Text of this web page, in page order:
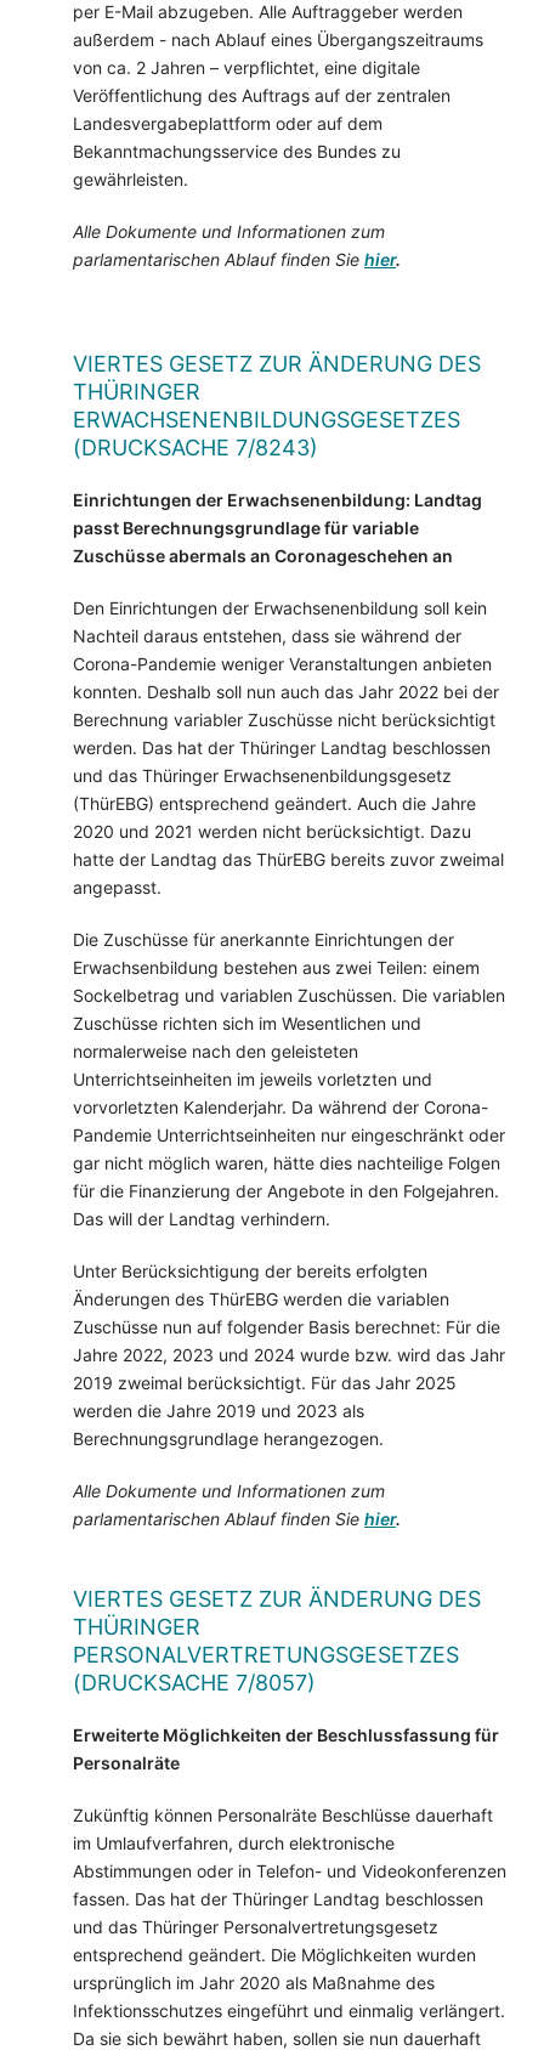
per E-Mail abzugeben. Alle Auftraggeber werden
außerdem - nach Ablauf eines Übergangszeitraums
von ca. 2 Jahren – verpflichtet, eine digitale
Veröffentlichung des Auftrags auf der zentralen
Landesvergabeplattform oder auf dem
Bekanntmachungsservice des Bundes zu
gewährleisten.
Alle Dokumente und Informationen zum
parlamentarischen Ablauf finden Sie hier.
VIERTES GESETZ ZUR ÄNDERUNG DES
THÜRINGER
ERWACHSENENBILDUNGSGESETZES
(DRUCKSACHE 7/8243)
Einrichtungen der Erwachsenenbildung: Landtag
passt Berechnungsgrundlage für variable
Zuschüsse abermals an Coronageschehen an
Den Einrichtungen der Erwachsenenbildung soll kein
Nachteil daraus entstehen, dass sie während der
Corona-Pandemie weniger Veranstaltungen anbieten
konnten. Deshalb soll nun auch das Jahr 2022 bei der
Berechnung variabler Zuschüsse nicht berücksichtigt
werden. Das hat der Thüringer Landtag beschlossen
und das Thüringer Erwachsenenbildungsgesetz
(ThürEBG) entsprechend geändert. Auch die Jahre
2020 und 2021 werden nicht berücksichtigt. Dazu
hatte der Landtag das ThürEBG bereits zuvor zweimal
angepasst.
Die Zuschüsse für anerkannte Einrichtungen der
Erwachsenbildung bestehen aus zwei Teilen: einem
Sockelbetrag und variablen Zuschüssen. Die variablen
Zuschüsse richten sich im Wesentlichen und
normalerweise nach den geleisteten
Unterrichtseinheiten im jeweils vorletzten und
vorvorletzten Kalenderjahr. Da während der Corona-
Pandemie Unterrichtseinheiten nur eingeschränkt oder
gar nicht möglich waren, hätte dies nachteilige Folgen
für die Finanzierung der Angebote in den Folgejahren.
Das will der Landtag verhindern.
Unter Berücksichtigung der bereits erfolgten
Änderungen des ThürEBG werden die variablen
Zuschüsse nun auf folgender Basis berechnet: Für die
Jahre 2022, 2023 und 2024 wurde bzw. wird das Jahr
2019 zweimal berücksichtigt. Für das Jahr 2025
werden die Jahre 2019 und 2023 als
Berechnungsgrundlage herangezogen.
Alle Dokumente und Informationen zum
parlamentarischen Ablauf finden Sie hier.
VIERTES GESETZ ZUR ÄNDERUNG DES
THÜRINGER
PERSONALVERTRETUNGSGESETZES
(DRUCKSACHE 7/8057)
Erweiterte Möglichkeiten der Beschlussfassung für
Personalräte
Zukünftig können Personalräte Beschlüsse dauerhaft
im Umlaufverfahren, durch elektronische
Abstimmungen oder in Telefon- und Videokonferenzen
fassen. Das hat der Thüringer Landtag beschlossen
und das Thüringer Personalvertretungsgesetz
entsprechend geändert. Die Möglichkeiten wurden
ursprünglich im Jahr 2020 als Maßnahme des
Infektionsschutzes eingeführt und einmalig verlängert.
Da sie sich bewährt haben, sollen sie nun dauerhaft